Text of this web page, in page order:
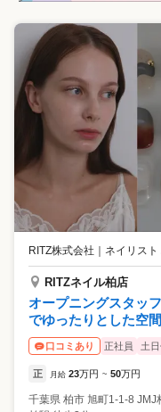
RITZ株式会社 ネイリスト
RITZネイル柏店
オープニングスタッ
でゆったりとした空間
口コミあり 正社員 土
正 月給 23万円 ~ 50万円
千葉県 柏市 旭町1-1-8 JMJ